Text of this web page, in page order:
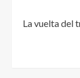
La vuelta del